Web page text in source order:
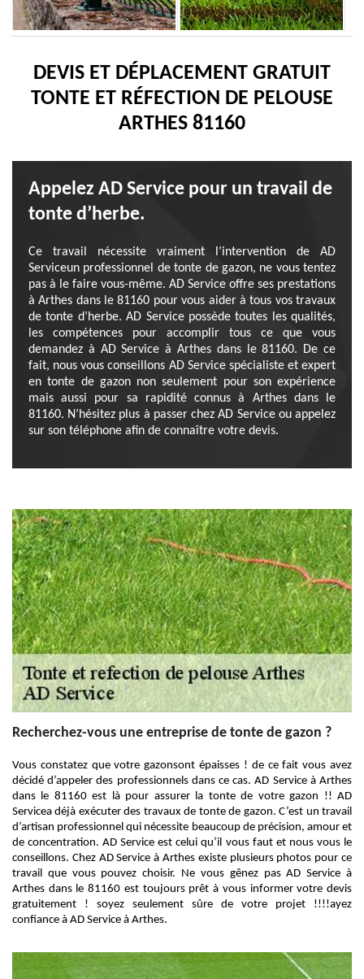
DEVIS ET DÉPLACEMENT GRATUIT
TONTE ET RÉFECTION DE PELOUSE
ARTHES 81160
Appelez AD Service pour un travail de
tonte d’herbe.
Ce travail nécessite vraiment l’intervention de AD
Serviceun professionnel de tonte de gazon, ne vous tentez
pas à le faire vous-même. AD Service offre ses prestations
à Arthes dans le 81160 pour vous aider à tous vos travaux
de tonte d’herbe. AD Service possède toutes les qualités,
les compétences pour accomplir tous ce que vous
demandez à AD Service à Arthes dans le 81160. De ce
fait, nous vous conseillons AD Service spécialiste et expert
en tonte de gazon non seulement pour son expérience
mais aussi pour sa rapidité connus à Arthes dans le
81160. N’hésitez plus à passer chez AD Service ou appelez
sur son téléphone afin de connaître votre devis.
Recherchez-vous une entreprise de tonte de gazon ?
Vous constatez que votre gazonsont épaisses ! de ce fait vous avez
décidé d’appeler des professionnels dans ce cas. AD Service à Arthes
dans le 81160 est là pour assurer la tonte de votre gazon !! AD
Servicea déjà exécuter des travaux de tonte de gazon. C’est un travail
d’artisan professionnel qui nécessite beaucoup de précision, amour et
de concentration. AD Service est celui qu’il vous faut et nous vous le
conseillons. Chez AD Service à Arthes existe plusieurs photos pour ce
travail que vous pouvez choisir. Ne vous gênez pas AD Service à
Arthes dans le 81160 est toujours prêt à vous informer votre devis
gratuitement ! soyez seulement sûre de votre projet !!!!ayez
confiance à AD Service à Arthes.